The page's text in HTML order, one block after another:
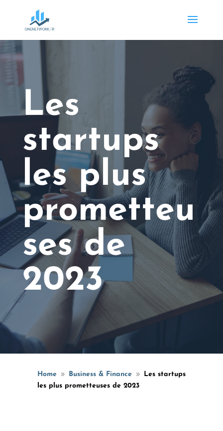
Les
startups
les plus
prometteu
ses de
2023
Home 9 Business & Finance 9
Les startups
les plus prometteuses de 2023